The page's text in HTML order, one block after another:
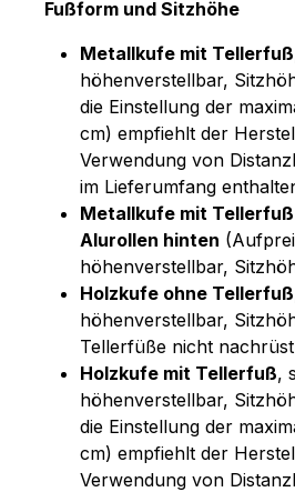
Fußform und Sitzhöhe
Metallkufe mit Tellerfuß
höhenverstellbar,
die Einstellung der
cm) empfiehlt der
Verwendung von
im Lieferumfang
Metallkufe mit
Alurollen hinten
höhenverstellbar,
Holzkufe ohne Tellerfuß
höhenverstellbar,
Tellerfüße nicht
Holzkufe mit Tellerfuß,
höhenverstellbar,
die Einstellung der
cm) empfiehlt der
Verwendung von